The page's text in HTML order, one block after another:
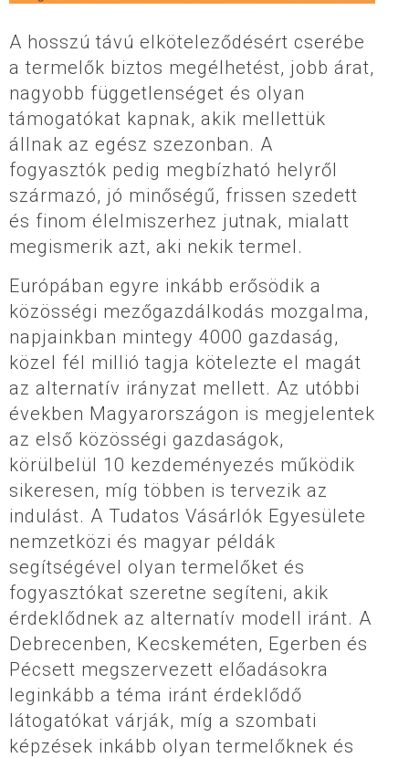
A hosszú távú elköteleződésért cserébe
a termelők biztos megélhetést, jobb árat,
nagyobb függetlenséget és olyan
támogatókat kapnak, akik mellettük
állnak az egész szezonban. A
fogyasztók pedig megbízható helyről
származó, jó minőségű, frissen szedett
és finom élelmiszerhez jutnak, mialatt
megismerik azt, aki nekik termel.
Európában egyre inkább erősödik a
közösségi mezőgazdálkodás mozgalma,
napjainkban mintegy 4000 gazdaság,
közel fél millió tagja kötelezte el magát
az alternatív irányzat mellett. Az utóbbi
években Magyarországon is megjelentek
az első közösségi gazdaságok,
körülbelül 10 kezdeményezés működik
sikeresen, míg többen is tervezik az
indulást. A Tudatos Vásárlók Egyesülete
nemzetközi és magyar példák
segítségével olyan termelőket és
fogyasztókat szeretne segíteni, akik
érdeklődnek az alternatív modell iránt. A
Debrecenben, Kecskeméten, Egerben és
Pécsett megszervezett előadásokra
leginkább a téma iránt érdeklődő
látogatókat várják, míg a szombati
képzések inkább olyan termelőknek és